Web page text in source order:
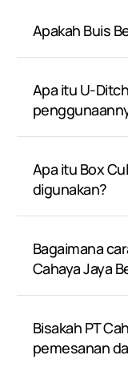
Apakah Buis
Apa itu U-
Apa itu Box
digunakan?
Bagaimana
Cahaya Jaya
Bisakah PT
pemesanan